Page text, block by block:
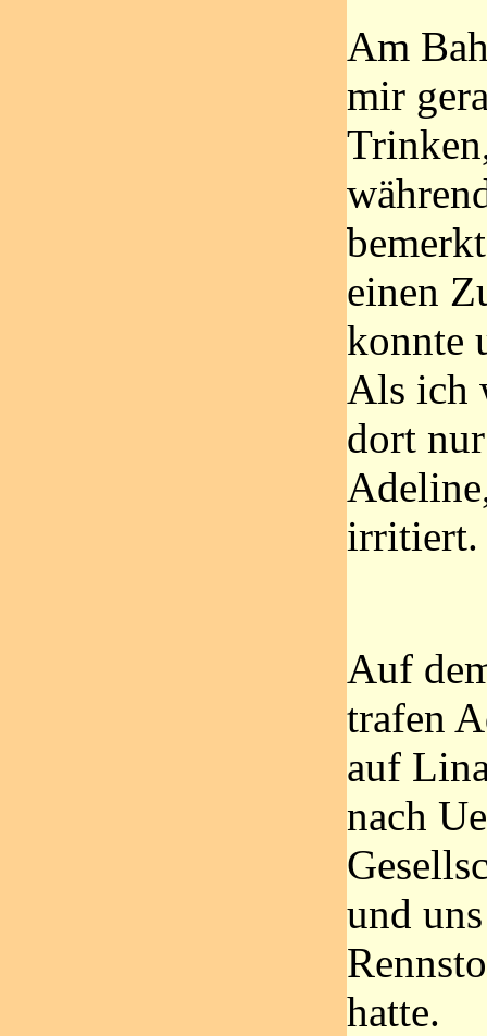
Am
mir
einen
konnte
Als ich
dort
irritiert.
Auf
trafen
auf
nach
und
hatte.